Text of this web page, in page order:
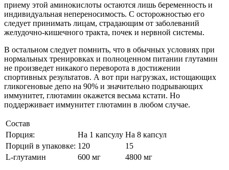
приему этой аминокислоты остаются лишь беременность и
индивидуальная непереносимость. С осторожностью его
следует принимать лицам, страдающим от заболеваний
желудочно-кишечного тракта, почек и нервной системы.
В остальном следует помнить, что в обычных условиях при
нормальных тренировках и полноценном питании глутамин
не произведет никакого переворота в достижении
спортивных результатов. А вот при нагрузках, истощающих
гликогеновые депо на 90% и значительно подрывающих
иммунитет, глютамин окажется весьма кстати. Но
поддерживает иммунитет глютамин в любом случае.
Состав
Порция:
На 1 капсулу На 8 капсул
Порций в упаковке: 120
15
L-глутамин
600 мг 4800 мг